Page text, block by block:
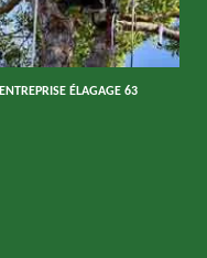
ENTREPRISE ÉLAGAGE 63